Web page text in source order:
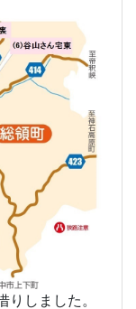
りしました。